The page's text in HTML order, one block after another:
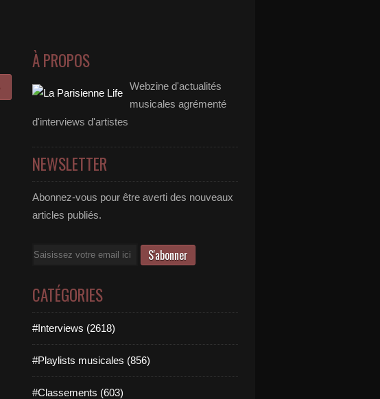
À PROPOS
Webzine d'actualités
musicales agrémenté
d'interviews d'artistes
NEWSLETTER
Abonnez-vous pour être averti des nouveaux
articles publiés.
Email
CATÉGORIES
#Interviews (2618)
#Playlists musicales (856)
#Classements (603)